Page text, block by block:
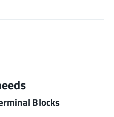
Blocks